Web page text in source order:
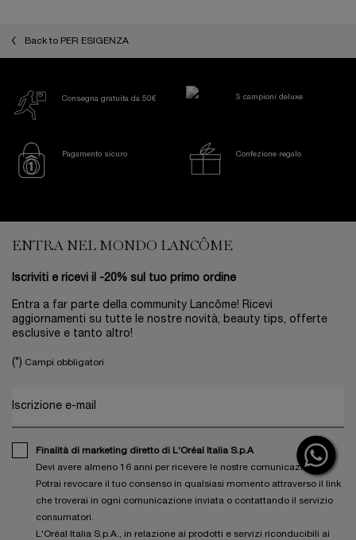
Back to PER ESIGENZA
Consegna gratuita da 50€ 3 campioni deluxe
Pagamento sicuro Confezione regalo
ENTRA NEL MONDO LANCÔME
Iscriviti e ricevi il -20% sul tuo primo ordine
Entra a far parte della community Lancôme! Ricevi
aggiornamenti su tutte le nostre novità, beauty tips, offerte
esclusive e tanto altro!
(*) Campi obbligatori
Iscrizione e-mail
Finalità di marketing diretto di L'Oréal Italia S.p.A
Devi avere almeno 16 anni per ricevere le nostre comunicazioni.
Potrai revocare il tuo consenso in qualsiasi momento attraverso il link
che troverai in ogni comunicazione inviata o contattando il servizio
consumatori.
L'Oréal Italia S.p.A., in relazione ai prodotti e servizi riconducibili ai